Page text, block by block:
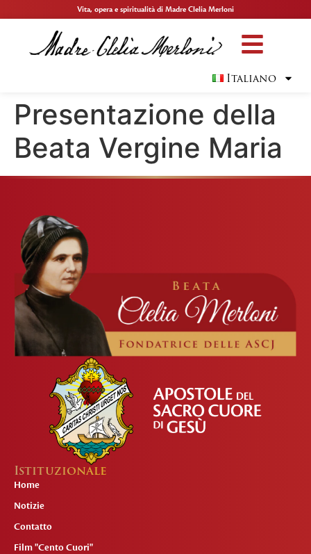
Vita, opera e spiritualità di Madre Clelia Merloni
Italiano
Presentazione della
Beata Vergine Maria
Istituzionale
Home
Notizie
Contatto
Film "Cento Cuori"